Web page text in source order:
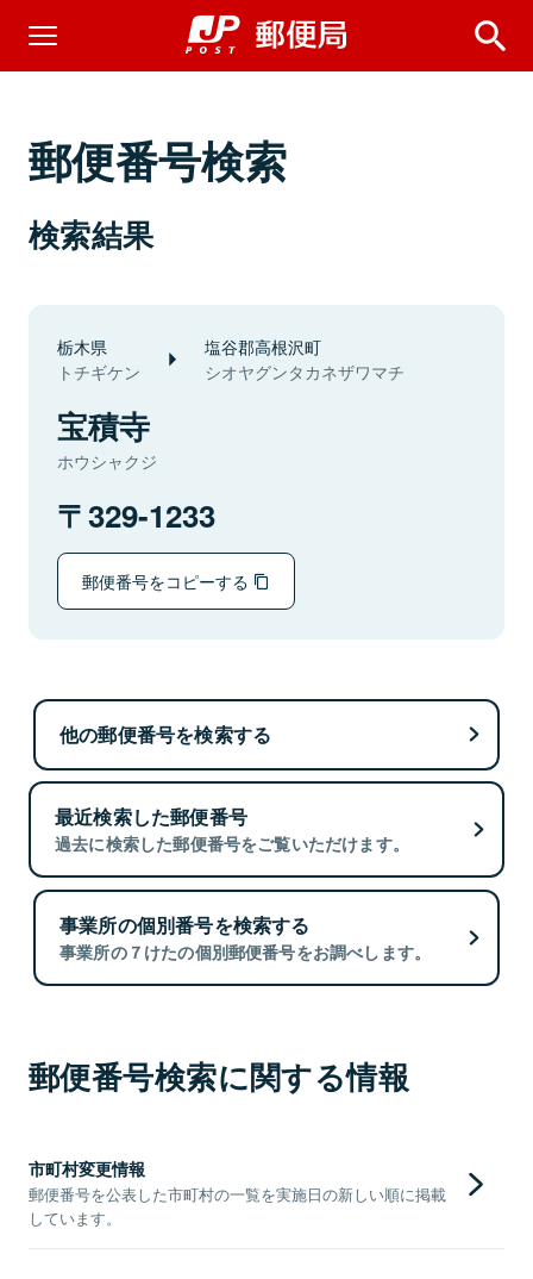
郵便番号検索
検索結果
栃木県
トチギケン
塩谷郡高根沢町
シオヤグンタカネザワマチ
宝積寺
ホウシャクジ
329-1233
郵便番号をコピーする
他の郵便番号を検索する
最近検索した郵便番号
過去に検索した郵便番号をご覧いただけます。
事業所の個別番号を検索する
事業所の７けたの個別郵便番号をお調べします。
郵便番号検索に関する情報
市町村変更情報
郵便番号を公表した市町村の一覧を実施日の新しい順に掲載
しています。